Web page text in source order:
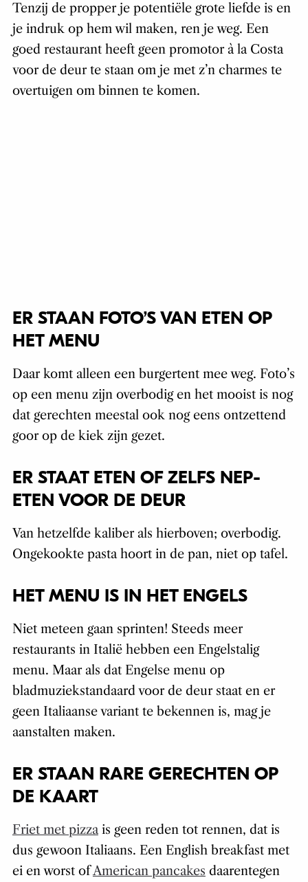
Tenzij de propper je potentiële grote liefde is en
je indruk op hem wil maken, ren je weg. Een
goed restaurant heeft geen promotor à la Costa
voor de deur te staan om je met z’n charmes te
overtuigen om binnen te komen.
ER STAAN FOTO’S VAN ETEN OP
HET MENU
Daar komt alleen een burgertent mee weg. Foto’s
op een menu zijn overbodig en het mooist is nog
dat gerechten meestal ook nog eens ontzettend
goor op de kiek zijn gezet.
ER STAAT ETEN OF ZELFS NEP-
ETEN VOOR DE DEUR
Van hetzelfde kaliber als hierboven; overbodig.
Ongekookte pasta hoort in de pan, niet op tafel.
HET MENU IS IN HET ENGELS
Niet meteen gaan sprinten! Steeds meer
restaurants in Italië hebben een Engelstalig
menu. Maar als dat Engelse menu op
bladmuziekstandaard voor de deur staat en er
geen Italiaanse variant te bekennen is, mag je
aanstalten maken.
ER STAAN RARE GERECHTEN OP
DE KAART
Friet met pizzais geen reden tot rennen, dat is
dus gewoon Italiaans. Een English breakfast met
ei en worst ofAmerican pancakes daarentegen